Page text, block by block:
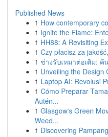
Published News
1 How contemporary
1 Ignite the Flame:
1 HH88: A Revisiting
1 Czy płacisz za
1 ช่างรับเหมาต่อเติม:
1 Unveiling the Design
1 Laptop AI: Revolusi
1 Cómo Preparar
Autén...
1 Glasgow's Green
Weed...
1 Discovering